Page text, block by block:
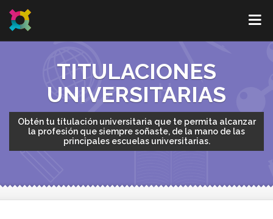
TITULACIONES
UNIVERSITARIAS
Obtén tu títulación universitaria que te permita alcanzar
la profesión que siempre soñaste, de la mano de las
principales escuelas universitarias.